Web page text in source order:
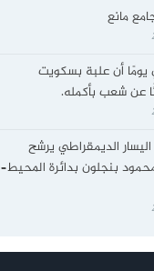
مانع
يومًا أن علبة بسكويت
عن شعب بأكمله.
الديمقراطي يرشح
بنجلون بدائرة المحيط–